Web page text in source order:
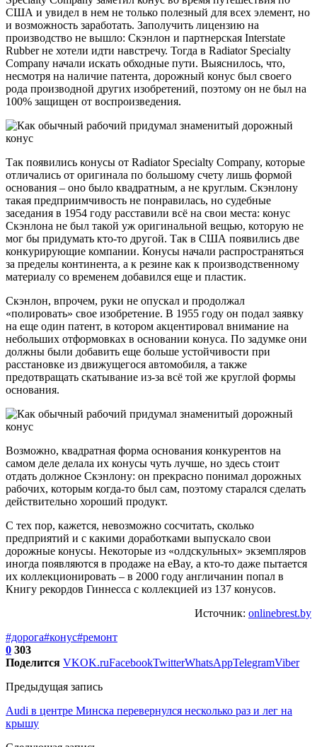
США и увидел в нем не только полезный для всех элемент, но
и возможность заработать. Заполучить лицензию на
производство не вышло: Скэнлон и партнерская Interstate
Rubber не хотели идти навстречу. Тогда в Radiator Specialty
Company начали искать обходные пути. Выяснилось, что,
несмотря на наличие патента, дорожный конус был своего
рода производной других изобретений, поэтому он не был на
100% защищен от воспроизведения.
Так появились конусы от Radiator Specialty Company, которые
отличались от оригинала по большому счету лишь формой
основания – оно было квадратным, а не круглым. Скэнлону
такая предприимчивость не понравилась, но судебные
заседания в 1954 году расставили всё на свои места: конус
Скэнлона не был такой уж оригинальной вещью, которую не
мог бы придумать кто-то другой. Так в США появились две
конкурирующие компании. Конусы начали распространяться
за пределы континента, а к резине как к производственному
материалу со временем добавился еще и пластик.
Скэнлон, впрочем, руки не опускал и продолжал
«полировать» свое изобретение. В 1955 году он подал заявку
на еще один патент, в котором акцентировал внимание на
небольших отформовках в основании конуса. По задумке они
должны были добавить еще больше устойчивости при
расстановке из движущегося автомобиля, а также
предотвращать скатывание из-за всё той же круглой формы
основания.
Возможно, квадратная форма основания конкурентов на
самом деле делала их конусы чуть лучше, но здесь стоит
отдать должное Скэнлону: он прекрасно понимал дорожных
рабочих, которым когда-то был сам, поэтому старался сделать
действительно хороший продукт.
С тех пор, кажется, невозможно сосчитать, сколько
предприятий и с какими доработками выпускало свои
дорожные конусы. Некоторые из «олдскульных» экземпляров
иногда появляются в продаже на eBay, а кто-то даже пытается
их коллекционировать – в 2000 году англичанин попал в
Книгу рекордов Гиннесса с коллекцией из 137 конусов.
Источник: onlinebrest.by
#дорога#конус#ремонт
0 303
Поделится VKOK.ruFacebookTwitterWhatsAppTelegramViber
Предыдущая запись
Audi в центре Минска перевернулся несколько раз и лег на
крышу